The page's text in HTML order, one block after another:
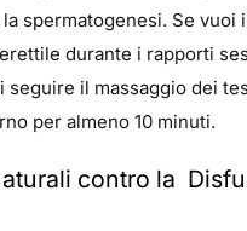
spermatogenesi. Se vuoi
durante i rapporti
seguire il massaggio dei
per almeno 10 minuti.
contro la